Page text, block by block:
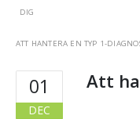
DIG
ATT HANTERA EN TYP 1-
01
DEC
Att